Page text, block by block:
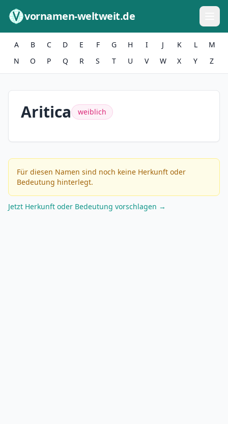
vornamen-weltweit.de
A B C D E F G H I J K L
M
N
O P Q R S T U V W X Y Z
Aritica weiblich
Für diesen Namen sind noch keine Herkunft oder
Bedeutung hinterlegt.
Jetzt Herkunft oder Bedeutung vorschlagen →